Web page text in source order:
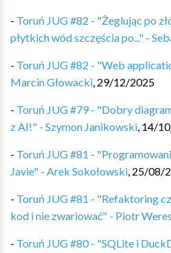
- Toruń JUG #82 - "Żeglując po
płytkich wód szczęścia po..." -
- Toruń JUG #82 - "Web
Marcin Głowacki, 29/12/2025
- Toruń JUG #79 - "Dobry
z AI!" - Szymon Janikowski, 14/
- Toruń JUG #81 -
Javie" - Arek Sokołowski, 25/08/
- Toruń JUG #81 - "Refaktoring
kod i nie zwariować" - Piotr
- Toruń JUG #80 - "SQLite i